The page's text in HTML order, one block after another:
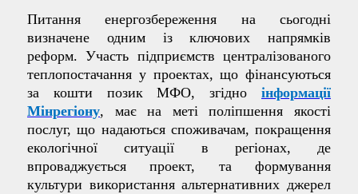
Питання енергозбереження на сьогодні
визначене одним із ключових напрямків
реформ. Участь підприємств централізованого
теплопостачання у проектах, що фінансуються
за кошти позик МФО, згідно інформації
Мінрегіону, має на меті поліпшення якості
послуг, що надаються споживачам, покращення
екологічної ситуації в регіонах, де
впроваджується проект, та формування
культури використання альтернативних джерел